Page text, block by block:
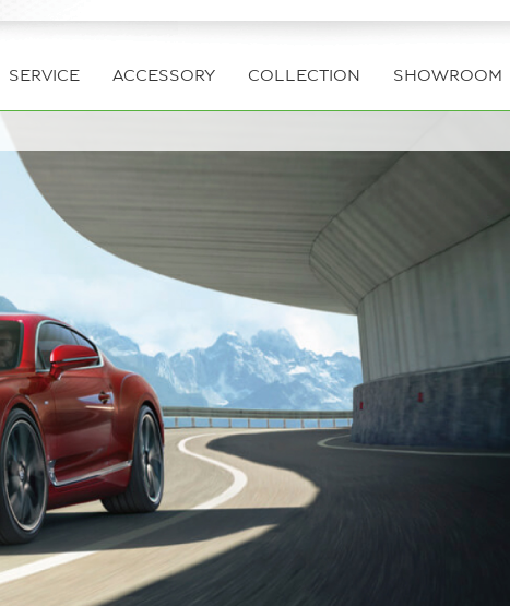
SERVICE ACCESSORY COLLECTION SHOWROOM